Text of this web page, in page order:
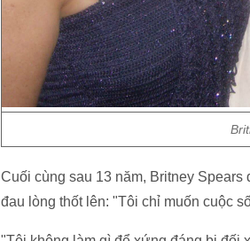
Cuối cùng sau 13 năm, Britney
đau lòng thốt lên: "Tôi chỉ muốn cuộc